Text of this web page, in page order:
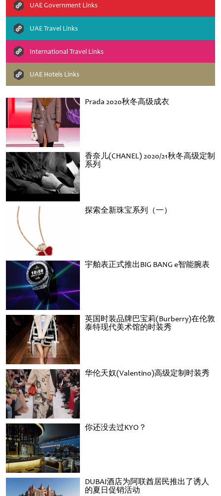
Prada 2020秋冬高级成衣
香奈儿(CHANEL) 2020/21秋冬高级定制
系列
探索全新珠宝系列（一）
宇舶表正式推出BIG BANG e智能腕表
英国时装品牌巴宝莉(Burberry)在伦敦
泰特现代美术馆的时装秀
华伦天奴(Valentino)高级定制时装秀
你还没去过KYO？
DUBAI酒店为阿联酋居民推出了诱人
的夏日促销活动
UAE Government Links
UAE Travel Links
International Travel Links
UAE Hotels Links